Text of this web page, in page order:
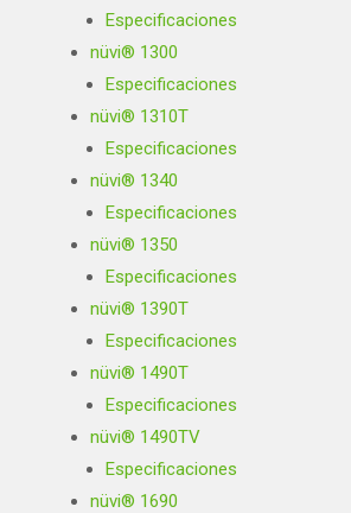
Especificaciones
nüvi® 1300
Especificaciones
nüvi® 1310T
Especificaciones
nüvi® 1340
Especificaciones
nüvi® 1350
Especificaciones
nüvi® 1390T
Especificaciones
nüvi® 1490T
Especificaciones
nüvi® 1490TV
Especificaciones
nüvi® 1690